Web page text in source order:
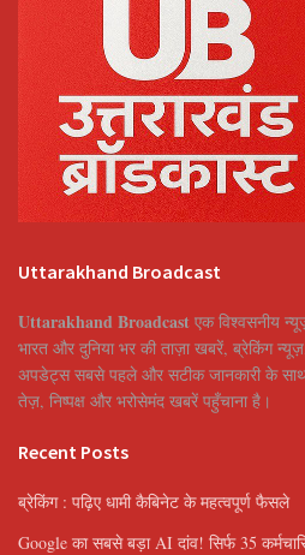
Uttarakhand Broadcast
Uttarakhand Broadcast एक विश्वसनीय
भारत और दुनिया भर की ताज़ा खबरें, ब्रेकिंग
अपडेट्स सबसे पहले और सटीक जानकारी के साथ
तेज़, निष्पक्ष और भरोसेमंद खबरें पहुँचाना है।
Recent Posts
ब्रेकिंग : पढ़िए धामी कैबिनेट के महत्वपूर्ण फैसले
Google का सबसे बड़ा AI दांव! सिर्फ 35